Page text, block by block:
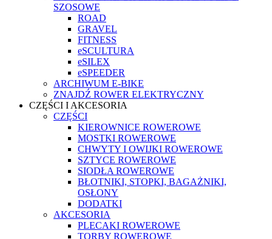
SZOSOWE
ROAD
GRAVEL
FITNESS
eSCULTURA
eSILEX
eSPEEDER
ARCHIWUM E-BIKE
ZNAJDŹ ROWER ELEKTRYCZNY
CZĘŚCI I AKCESORIA
CZĘŚCI
KIEROWNICE ROWEROWE
MOSTKI ROWEROWE
CHWYTY I OWIJKI ROWEROWE
SZTYCE ROWEROWE
SIODŁA ROWEROWE
BŁOTNIKI, STOPKI, BAGAŻNIKI,
OSŁONY
DODATKI
AKCESORIA
PLECAKI ROWEROWE
TORBY ROWEROWE